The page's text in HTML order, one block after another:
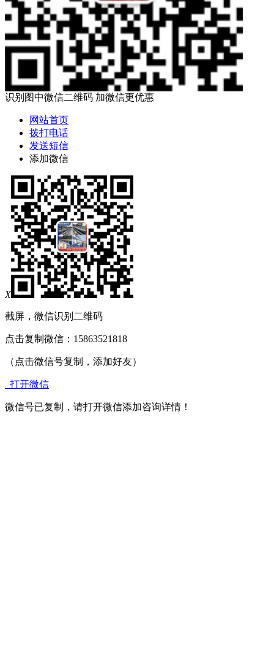
识别图中微信二维码 加微信更优惠
网站首页
拨打电话
发送短信
添加微信
X
截屏，微信识别二维码
点击复制微信：15863521818
（点击微信号复制，添加好友）
打开微信
微信号已复制，请打开微信添加咨询详情！